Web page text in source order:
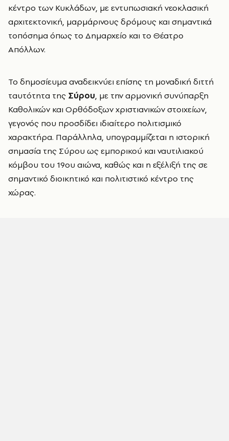
κέντρο των Κυκλάδων, με εντυπωσιακή νεοκλασική
αρχιτεκτονική, μαρμάρινους δρόμους και σημαντικά
τοπόσημα όπως το Δημαρχείο και το Θέατρο
Απόλλων.
Το δημοσίευμα αναδεικνύει επίσης τη μοναδική διττή
ταυτότητα της Σύρου, με την αρμονική συνύπαρξη
Καθολικών και Ορθόδοξων χριστιανικών στοιχείων,
γεγονός που προσδίδει ιδιαίτερο πολιτισμικό
χαρακτήρα. Παράλληλα, υπογραμμίζεται η ιστορική
σημασία της Σύρου ως εμπορικού και ναυτιλιακού
κόμβου του 19ου αιώνα, καθώς και η εξέλιξή της σε
σημαντικό διοικητικό και πολιτιστικό κέντρο της
χώρας.